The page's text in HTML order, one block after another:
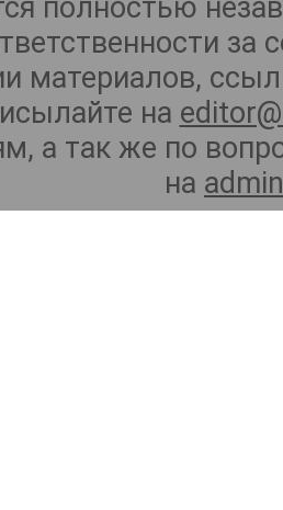
полностью
материалов,
на
а так же по
на